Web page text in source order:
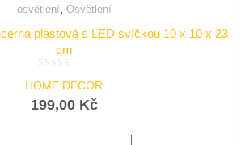
osvětlení Osvětlení
plastová s LED svíčkou 10 x 10 x 23
cm
0
5
HOME DECOR
199,00 Kč